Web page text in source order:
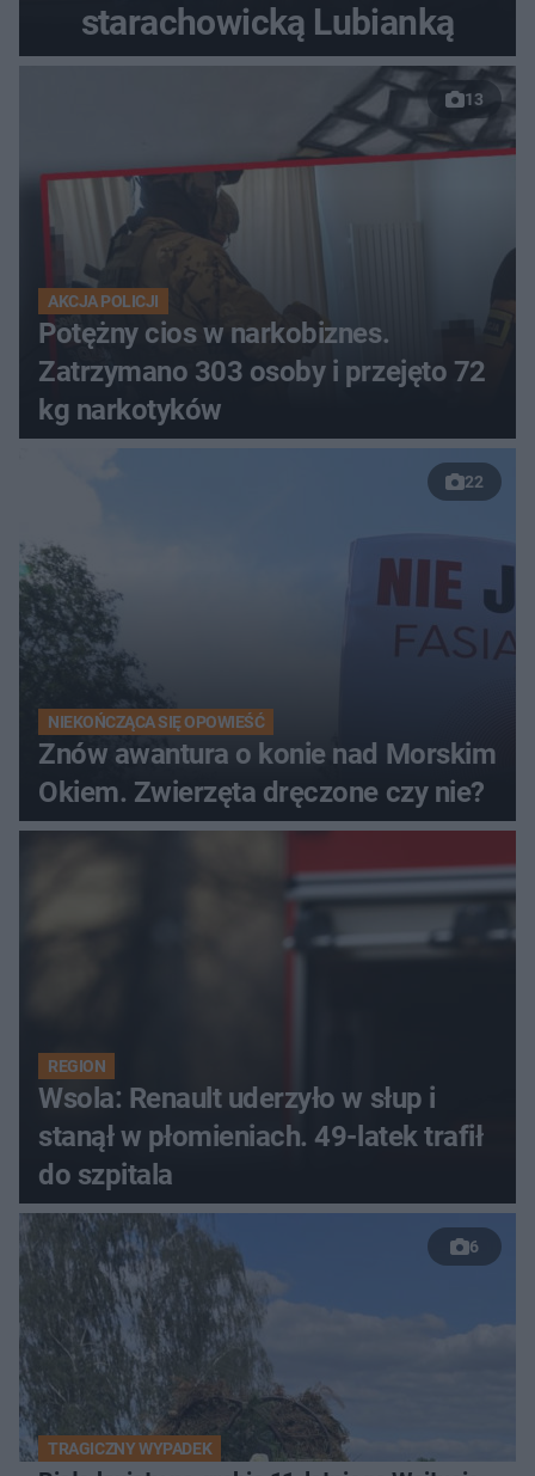
starachowicką Lubianką
13
AKCJA POLICJI
Potężny cios w narkobiznes.
Zatrzymano 303 osoby i przejęto 72
kg narkotyków
22
NIEKOŃCZĄCA SIĘ OPOWIEŚĆ
Znów awantura o konie nad Morskim
Okiem. Zwierzęta dręczone czy nie?
REGION
Wsola: Renault uderzyło w słup i
stanął w płomieniach. 49-latek trafił
do szpitala
6
TRAGICZNY WYPADEK